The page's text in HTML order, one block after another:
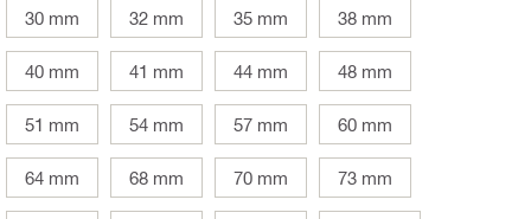
30 mm 32 mm 35 mm 38 mm
40 mm 41 mm 44 mm 48 mm
51 mm 54 mm 57 mm 60 mm
64 mm 68 mm 70 mm 73 mm